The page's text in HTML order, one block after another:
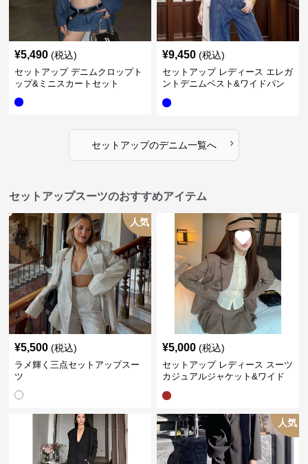
¥5,490 (税込)
セットアップ デニムクロップト
ップ&ミニスカートセット
¥9,450 (税込)
セットアップ レディース エレガ
ントデニムベスト&ワイドパン
セットアップのデニム一覧へ ›
セットアップスーツのおすすめアイテム
人気
¥5,500 (税込)
ラメ輝く三点セットアップスー
ツ
¥5,000 (税込)
セットアップ レディース スーツ
カジュアルジャケット&ワイド
人気